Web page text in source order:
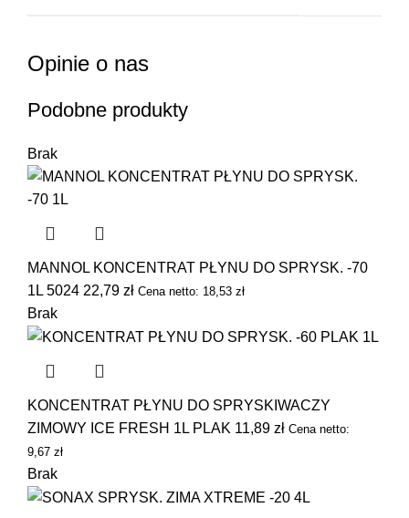
Opinie o nas
Podobne produkty
Brak
MANNOL KONCENTRAT PŁYNU DO SPRYSK. -70
1L 5024 22,79 zł Cena netto: 18,53 zł
Brak
KONCENTRAT PŁYNU DO SPRYSKIWACZY
ZIMOWY ICE FRESH 1L PLAK 11,89 zł Cena netto:
9,67 zł
Brak